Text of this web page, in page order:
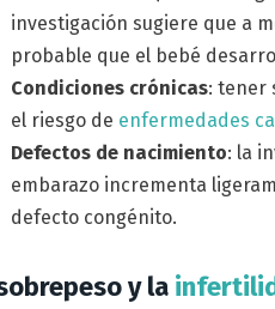
investigación sugiere que a
probable que el bebé
Condiciones crónicas: tener
el riesgo de enfermedades
Defectos de nacimiento: la
embarazo incrementa
defecto congénito.
y la